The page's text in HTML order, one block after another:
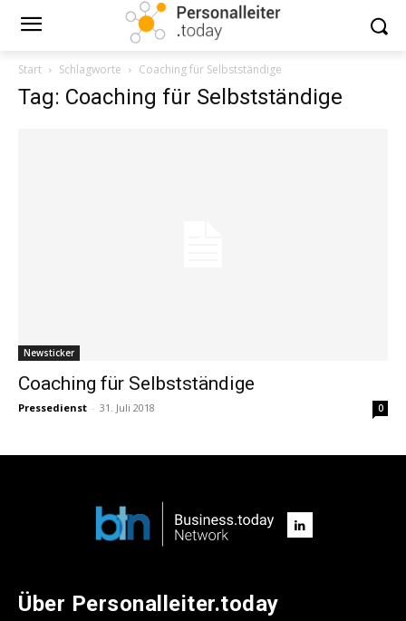
Start Schlagworte Coaching für Selbstständige
Tag: Coaching für Selbstständige
Newsticker
Coaching für Selbstständige
Pressedienst - 31. Juli 2018 0
Über Personalleiter.today